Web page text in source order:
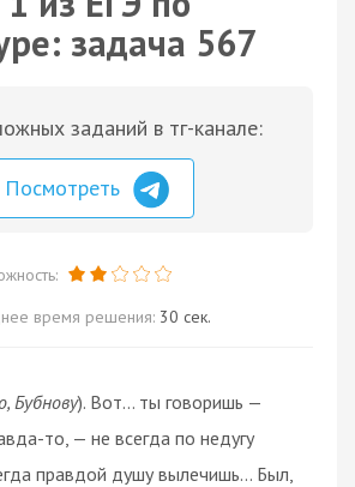
задача 567
заданий в тг-канале:
Посмотреть
время решения: 30 сек.
Бубнову). Вот… ты говоришь —
то, — не всегда по недугу
правдой душу вылечишь… Был,